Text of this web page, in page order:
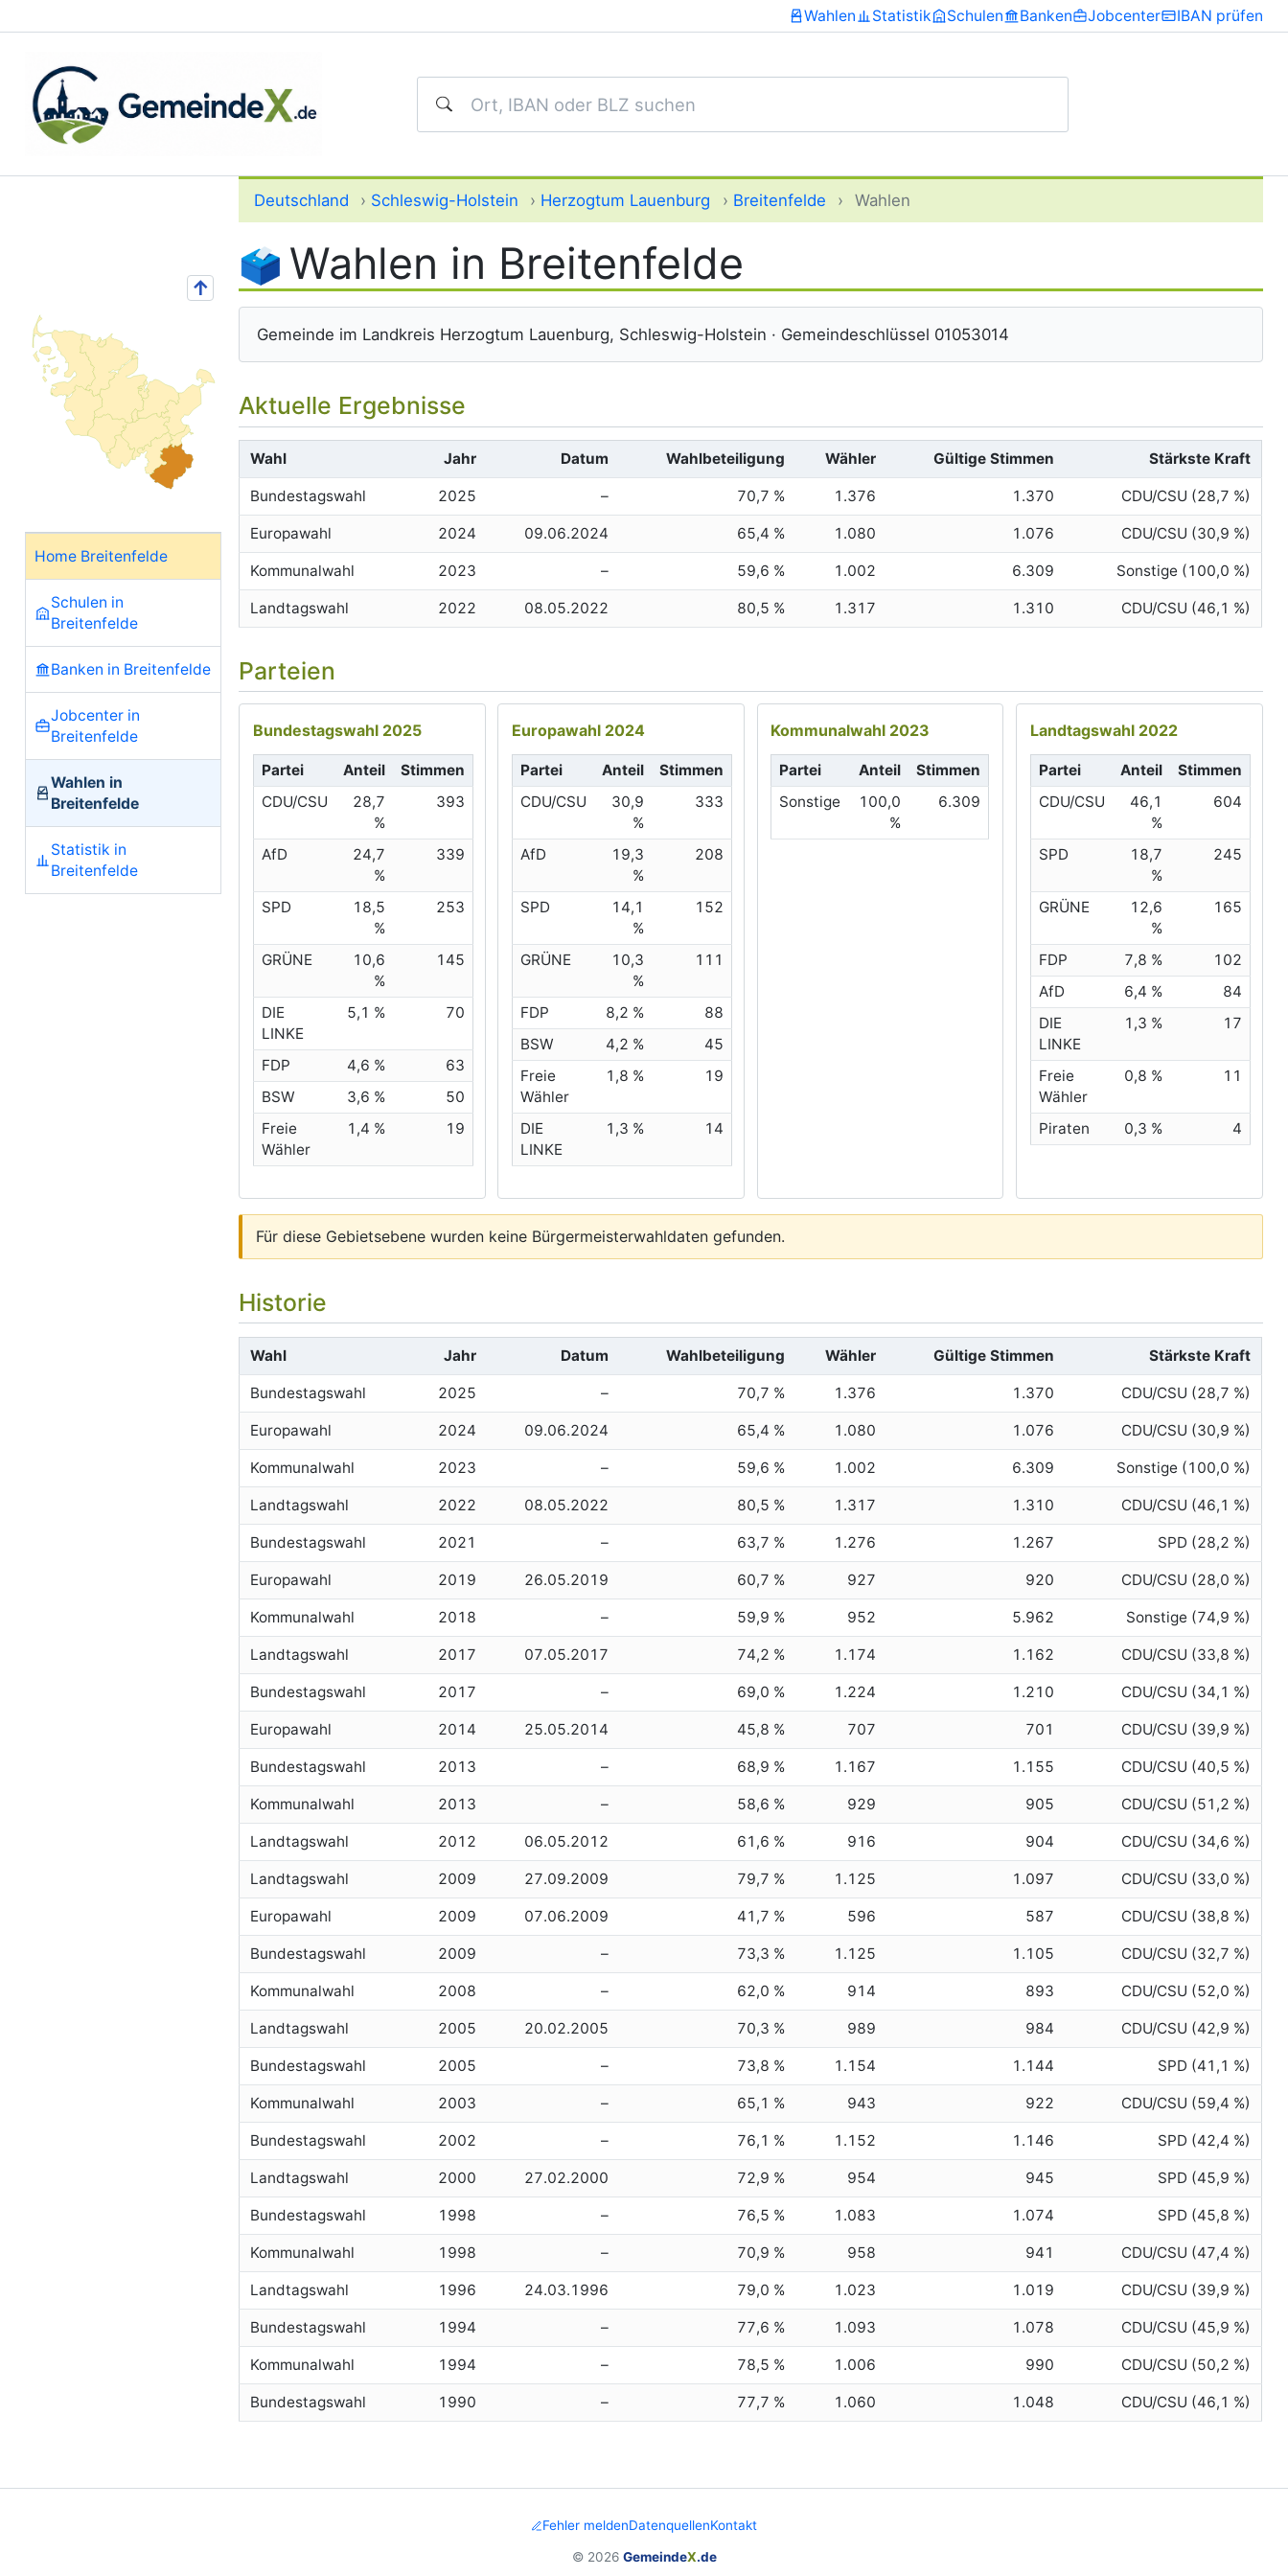
Wahlen Statistik Schulen Banken Jobcenter IBAN prüfen
↑
Home Breitenfelde
Schulen in
Breitenfelde
Banken in Breitenfelde
Jobcenter in
Breitenfelde
Wahlen in
Breitenfelde
Statistik in
Breitenfelde
Deutschland › Schleswig-Holstein › Herzogtum Lauenburg › Breitenfelde › Wahlen
Wahlen in Breitenfelde
Gemeinde im Landkreis Herzogtum Lauenburg, Schleswig-Holstein · Gemeindeschlüssel 01053014
Aktuelle Ergebnisse
Wahl Jahr Datum Wahlbeteiligung Wähler Gültige Stimmen Stärkste Kraft
Bundestagswahl 2025 – 70,7 % 1.376 1.370 CDU/CSU (28,7 %)
Europawahl 2024 09.06.2024 65,4 % 1.080 1.076 CDU/CSU (30,9 %)
Kommunalwahl 2023 – 59,6 % 1.002 6.309 Sonstige (100,0 %)
Landtagswahl 2022 08.05.2022 80,5 % 1.317 1.310 CDU/CSU (46,1 %)
Parteien
Bundestagswahl 2025
Partei Anteil
Stimmen
CDU/CSU
28,7
%
393
AfD
24,7
%
339
SPD
18,5
%
253
GRÜNE
10,6
%
145
DIE
LINKE
5,1 % 70
FDP 4,6 %
63
BSW
3,6 %
50
Freie
Wähler
1,4 % 19
Europawahl 2024
Partei Anteil
Stimmen
CDU/CSU
30,9
%
333
AfD
19,3
%
208
SPD
14,1
%
152
GRÜNE
10,3
%
111
FDP 8,2 %
88
BSW
4,2 %
45
Freie
Wähler
1,8 % 19
DIE
LINKE
1,3 % 14
Kommunalwahl 2023
Partei Anteil
Stimmen
Sonstige
100,0
%
6.309
Landtagswahl 2022
Partei Anteil
Stimmen
CDU/CSU
46,1
%
604
SPD
18,7
%
245
GRÜNE
12,6
%
165
FDP 7,8 %
102
AfD
6,4 %
84
DIE
LINKE
1,3 % 17
Freie
Wähler
0,8 % 11
Piraten 0,3 % 4
Für diese Gebietsebene wurden keine Bürgermeisterwahldaten gefunden.
Historie
Wahl Jahr Datum Wahlbeteiligung Wähler Gültige Stimmen Stärkste Kraft
Bundestagswahl 2025 – 70,7 % 1.376 1.370 CDU/CSU (28,7 %)
Europawahl 2024 09.06.2024 65,4 % 1.080 1.076 CDU/CSU (30,9 %)
Kommunalwahl 2023 – 59,6 % 1.002 6.309 Sonstige (100,0 %)
Landtagswahl 2022 08.05.2022 80,5 % 1.317 1.310 CDU/CSU (46,1 %)
Bundestagswahl 2021 – 63,7 % 1.276 1.267 SPD (28,2 %)
Europawahl 2019 26.05.2019 60,7 % 927 920 CDU/CSU (28,0 %)
Kommunalwahl 2018 – 59,9 % 952 5.962 Sonstige (74,9 %)
Landtagswahl 2017 07.05.2017 74,2 % 1.174 1.162 CDU/CSU (33,8 %)
Bundestagswahl 2017 – 69,0 % 1.224 1.210 CDU/CSU (34,1 %)
Europawahl 2014 25.05.2014 45,8 % 707 701 CDU/CSU (39,9 %)
Bundestagswahl 2013 – 68,9 % 1.167 1.155 CDU/CSU (40,5 %)
Kommunalwahl 2013 – 58,6 % 929 905 CDU/CSU (51,2 %)
Landtagswahl 2012 06.05.2012 61,6 % 916 904 CDU/CSU (34,6 %)
Landtagswahl 2009 27.09.2009 79,7 % 1.125 1.097 CDU/CSU (33,0 %)
Europawahl 2009 07.06.2009 41,7 % 596 587 CDU/CSU (38,8 %)
Bundestagswahl 2009 – 73,3 % 1.125 1.105 CDU/CSU (32,7 %)
Kommunalwahl 2008 – 62,0 % 914 893 CDU/CSU (52,0 %)
Landtagswahl 2005 20.02.2005 70,3 % 989 984 CDU/CSU (42,9 %)
Bundestagswahl 2005 – 73,8 % 1.154 1.144 SPD (41,1 %)
Kommunalwahl 2003 – 65,1 % 943 922 CDU/CSU (59,4 %)
Bundestagswahl 2002 – 76,1 % 1.152 1.146 SPD (42,4 %)
Landtagswahl 2000 27.02.2000 72,9 % 954 945 SPD (45,9 %)
Bundestagswahl 1998 – 76,5 % 1.083 1.074 SPD (45,8 %)
Kommunalwahl 1998 – 70,9 % 958 941 CDU/CSU (47,4 %)
Landtagswahl 1996 24.03.1996 79,0 % 1.023 1.019 CDU/CSU (39,9 %)
Bundestagswahl 1994 – 77,6 % 1.093 1.078 CDU/CSU (45,9 %)
Kommunalwahl 1994 – 78,5 % 1.006 990 CDU/CSU (50,2 %)
Bundestagswahl 1990 – 77,7 % 1.060 1.048 CDU/CSU (46,1 %)
Fehler meldenDatenquellenKontakt
© 2026 GemeindeX.de